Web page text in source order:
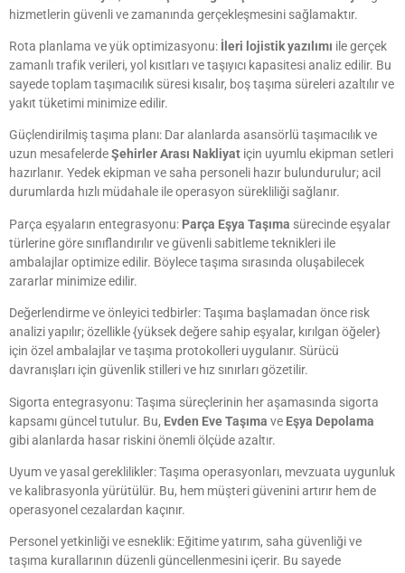
hizmetlerin güvenli ve zamanında gerçekleşmesini sağlamaktır.
Rota planlama ve yük optimizasyonu: İleri lojistik yazılımı ile gerçek
zamanlı trafik verileri, yol kısıtları ve taşıyıcı kapasitesi analiz edilir. Bu
sayede toplam taşımacılık süresi kısalır, boş taşıma süreleri azaltılır ve
yakıt tüketimi minimize edilir.
Güçlendirilmiş taşıma planı: Dar alanlarda asansörlü taşımacılık ve
uzun mesafelerdeŞehirler Arası Nakliyat için uyumlu ekipman setleri
hazırlanır. Yedek ekipman ve saha personeli hazır bulundurulur; acil
durumlarda hızlı müdahale ile operasyon sürekliliği sağlanır.
Parça eşyaların entegrasyonu: Parça Eşya Taşıma sürecinde eşyalar
türlerine göre sınıflandırılır ve güvenli sabitleme teknikleri ile
ambalajlar optimize edilir. Böylece taşıma sırasında oluşabilecek
zararlar minimize edilir.
Değerlendirme ve önleyici tedbirler: Taşıma başlamadan önce risk
analizi yapılır; özellikle {yüksek değere sahip eşyalar, kırılgan öğeler}
için özel ambalajlar ve taşıma protokolleri uygulanır. Sürücü
davranışları için güvenlik stilleri ve hız sınırları gözetilir.
Sigorta entegrasyonu: Taşıma süreçlerinin her aşamasında sigorta
kapsamı güncel tutulur. Bu, Evden Eve Taşıma ve Eşya Depolama
gibi alanlarda hasar riskini önemli ölçüde azaltır.
Uyum ve yasal gereklilikler: Taşıma operasyonları, mevzuata uygunluk
ve kalibrasyonla yürütülür. Bu, hem müşteri güvenini artırır hem de
operasyonel cezalardan kaçınır.
Personel yetkinliği ve esneklik: Eğitime yatırım, saha güvenliği ve
taşıma kurallarının düzenli güncellenmesini içerir. Bu sayede